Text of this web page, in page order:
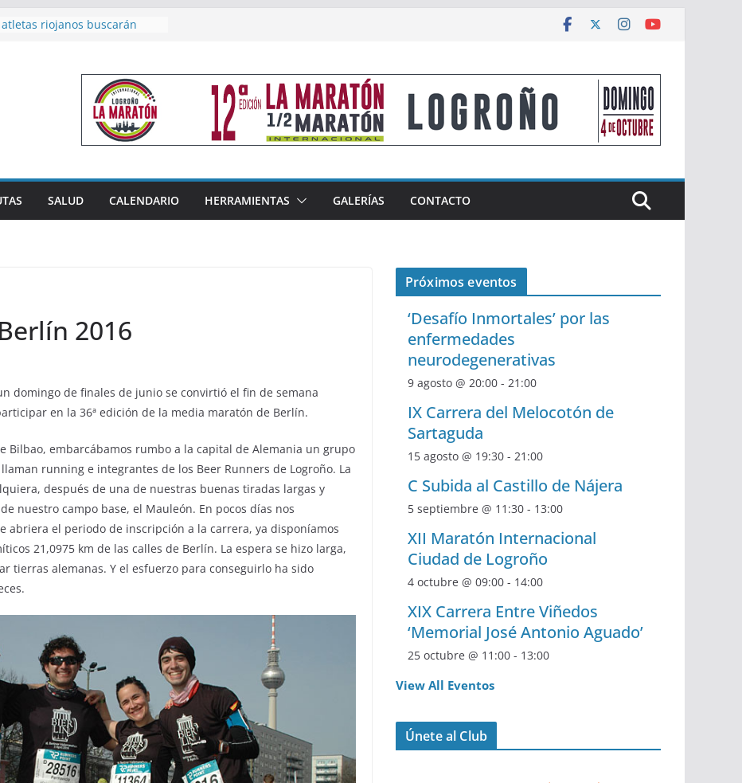
acoge este fin de semana
de Triatlón Cros,
el Campeonato de España
de Málaga
en 4×400 y tres puestos
cierran la participación
en en Nacional de Málaga
el podio nacional de
en Calahorra
Moreno, subacampeón de
SALUD CALENDARIO HERRAMIENTAS GALERÍAS CONTACTO
2016
domingo de finales de junio se convirtió el fin de semana
en la 36ª edición de la media maratón de Berlín.
Bilbao, embarcábamos rumbo a la capital de Alemania un grupo
running e integrantes de los Beer Runners de Logroño. La
después de una de nuestras buenas tiradas largas y
nuestro campo base, el Mauleón. En pocos días nos
abriera el periodo de inscripción a la carrera, ya disponíamos
21,0975 km de las calles de Berlín. La espera se hizo larga,
tierras alemanas. Y el esfuerzo para conseguirlo ha sido
Próximos eventos
‘Desafío Inmortales’ por las
enfermedades
neurodegenerativas
9 agosto @ 20:00 - 21:00
IX Carrera del Melocotón de
Sartaguda
15 agosto @ 19:30 - 21:00
C Subida al Castillo de Nájera
5 septiembre @ 11:30 - 13:00
XII Maratón Internacional
Ciudad de Logroño
4 octubre @ 09:00 - 14:00
XIX Carrera Entre Viñedos
‘Memorial José Antonio Aguado’
25 octubre @ 11:00 - 13:00
View All Eventos
Únete al Club